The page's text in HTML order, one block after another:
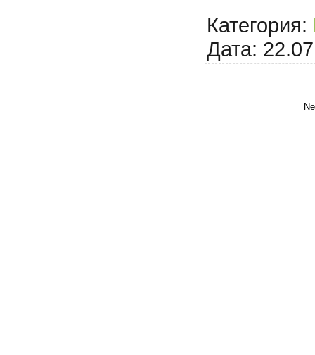
Категория:
Дата: